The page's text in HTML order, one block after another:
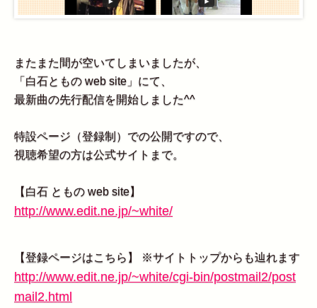
またまた間が空いてしまいましたが、
「白石ともの web site」にて、
最新曲の先行配信を開始しました^^
特設ページ（登録制）での公開ですので、
視聴希望の方は公式サイトまで。
【白石 ともの web site】
http://www.edit.ne.jp/~white/
【登録ページはこちら】 ※サイトトップからも辿れます
http://www.edit.ne.jp/~white/cgi-bin/postmail2/post
mail2.html